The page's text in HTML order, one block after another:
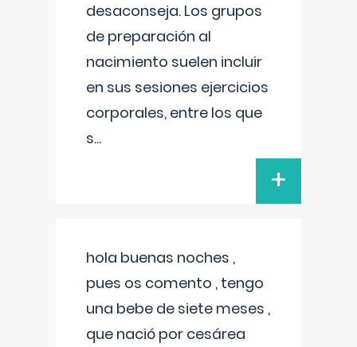
desaconseja. Los grupos
de preparación al
nacimiento suelen incluir
en sus sesiones ejercicios
corporales, entre los que
s...
+
hola buenas noches ,
pues os comento , tengo
una bebe de siete meses ,
que nació por cesárea